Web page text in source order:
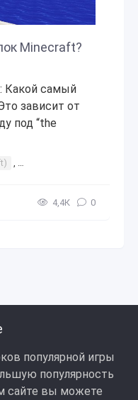
Minecraft?
Какой самый
зависит от
под “the
, Minecraft Mods 2018
4,4К 0
популярной игры
популярность
сайте вы можете